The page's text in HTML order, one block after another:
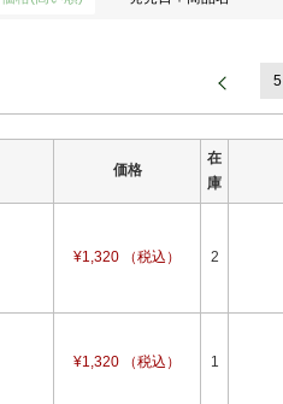
5
価格
在
庫
¥1,320 （税込） 2
¥1,320 （税込） 1